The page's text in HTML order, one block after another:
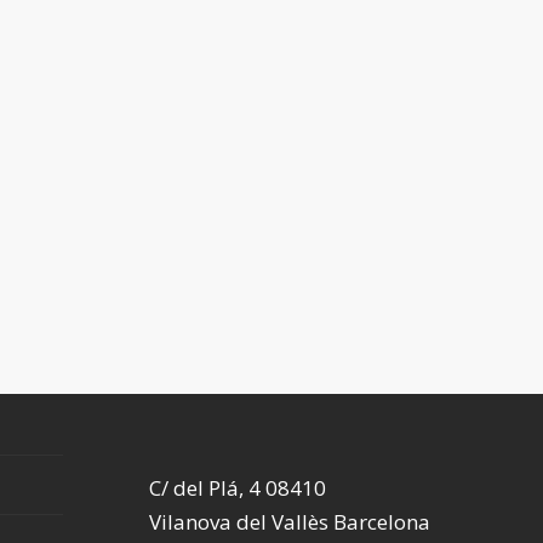
C/ del Plá, 4 08410
Vilanova del Vallès Barcelona